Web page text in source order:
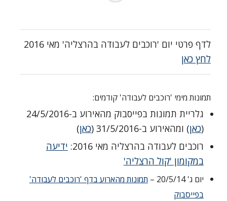
לדף פרטי יום 'רוכבים לעבודה בהרצליה' מאי 2016
לחץ כאן
תמונות מימי 'רוכבים לעבודה' קודמים:
גלריית תמונות בפייסבוק מהאירוע ב-24/5/2016
(כאן) ומהאירוע ב-31/5/2016 ( כאן)
רוכבים לעבודה בהרצליה מאי 2016:
ידיעה
במקומון 'קול הרצליה'
יום ג' 20/5/14 –
תמונות מהארוע בדף 'רוכבים לעבודה'
בפייסבוק